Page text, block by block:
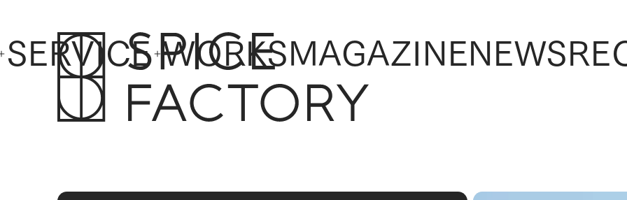
SERVICE
SERVICE
WORKS
WORKS
MAGAZINE
MAGAZINE
NEWS